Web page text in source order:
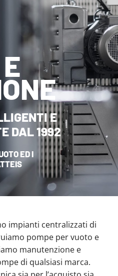
HOME
E
DAL 1992
ED I
impianti centralizzati di
pompe per vuoto e
manutenzione e
di qualsiasi marca.